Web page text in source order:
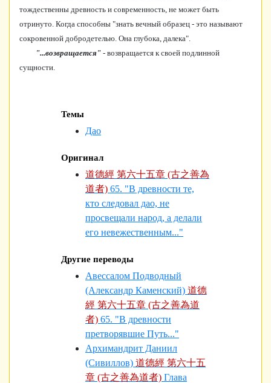
тождественны древность и современность, не может быть
отринуто. Когда способны "знать вечный образец - это называют
сокровенной добродетелью. Она глубока, далека".
"...возвращается"- возвращается к своей подлинной
сущности.
Темы
Дао
Оригинал
道德經 第六十五章 (古之善為
道者) 65. "В древности те,
кто следовал дао, не
просвещали народ, а делали
его невежествен­ным..."
Другие переводы
Авессалом Подводный
(Александр Каменский) 道德
經 第六十五章 (古之善為道
者) 65. "В древности
претворявшие Путь..."
Архимандрит Даниил
(Сивиллов) 道德經 第六十五
章 (古之善為道者) Глава